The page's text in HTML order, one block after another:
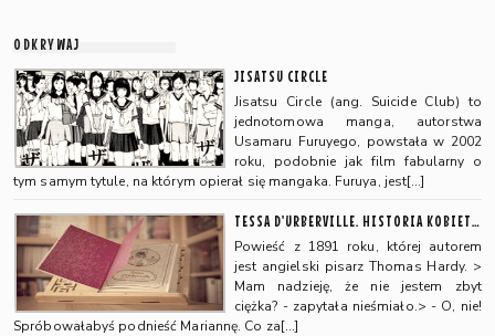
ODKRYWAJ
JISATSU CIRCLE
Jisatsu Circle (ang. Suicide Club) to
jednotomowa manga, autorstwa
Usamaru Furuyego, powstała w 2002
roku, podobnie jak film fabularny o
tym samym tytule, na którym opierał się mangaka. Furuya, jest[…]
TESSA D'URBERVILLE. HISTORIA KOBIETY CZYSTEJ
Powieść z 1891 roku, której autorem
jest angielski pisarz Thomas Hardy. >
Mam nadzieję, że nie jestem zbyt
ciężka? - zapytała nieśmiało.> - O, nie!
Spróbowałabyś podnieść Mariannę. Co za[…]